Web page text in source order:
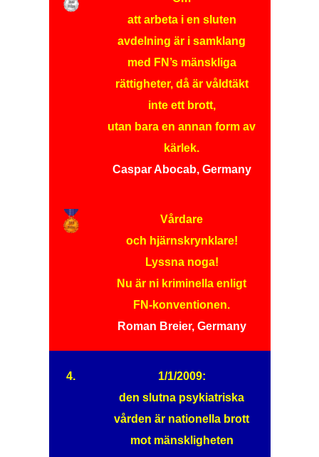
att arbeta i en sluten
avdelning är i samklang
med FN’s mänskliga
rättigheter, då är våldtäkt
inte ett brott,
utan bara en annan form av
kärlek.
Caspar Abocab, Germany
Vårdare
och hjärnskrynklare!
Lyssna noga!
Nu är ni kriminella enligt
FN-konventionen.
Roman Breier, Germany
4.
1/1/2009:
den slutna psykiatriska
vården är nationella brott
mot mänskligheten